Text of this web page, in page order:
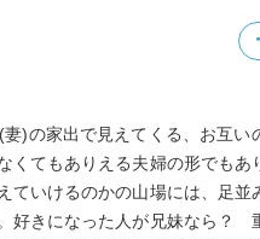
)の家出で見えてくる、お互い
くてもありえる夫婦の形でもあ
ていけるのかの山場には、足並
好きになった人が兄妹なら？